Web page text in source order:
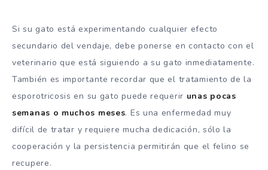
Si su gato está experimentando cualquier efecto
secundario del vendaje, debe ponerse en contacto con el
veterinario que está siguiendo a su gato inmediatamente.
También es importante recordar que el tratamiento de la
esporotricosis en su gato puede requerir unas pocas
semanas o muchos meses. Es una enfermedad muy
difícil de tratar y requiere mucha dedicación, sólo la
cooperación y la persistencia permitirán que el felino se
recupere.